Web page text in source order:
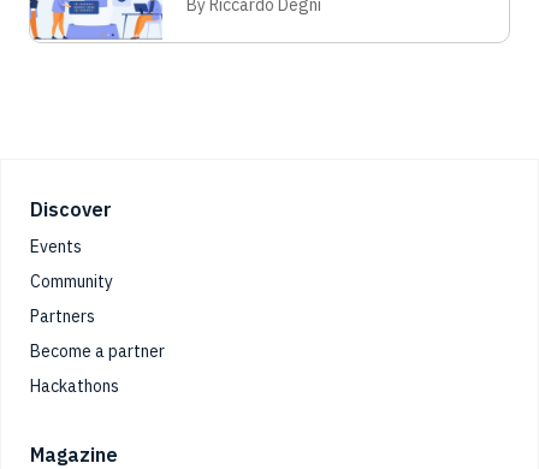
By Riccardo Degni
Footer
Discover
Events
Community
Partners
Become a partner
Hackathons
Magazine